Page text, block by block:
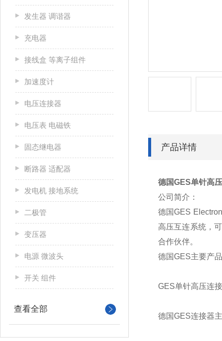
发生器 调谐器
充电器
接线盒 等离子组件
加速度计
电压连接器
电压表 电磁铁
固态继电器
断路器 适配器
发电机 接地系统
二极管
变压器
电源 微波头
开关 组件
查看全部
产品详情
德国GES单针高
公司简介：
德国GES
高压互连系统，
合作伙伴。
德国GES主要产
GES单针高压连
德国GES连接器